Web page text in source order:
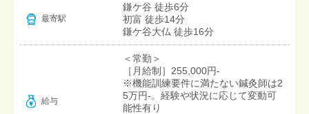
最寄駅
鎌ケ谷 徒歩6分
初富 徒歩14分
鎌ケ谷大仏 徒歩16分
給与
＜常勤＞
［月給制］255,000円-
※機能訓練要件に満たない鍼灸師は2
5万円-。経験や状況に応じて変動可
能性有り